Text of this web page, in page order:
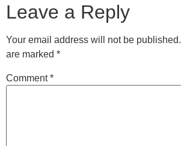
Leave a Reply
Your email address will not be published.
are marked *
Comment*